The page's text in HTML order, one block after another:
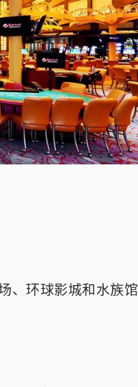
、环球影城和水族馆